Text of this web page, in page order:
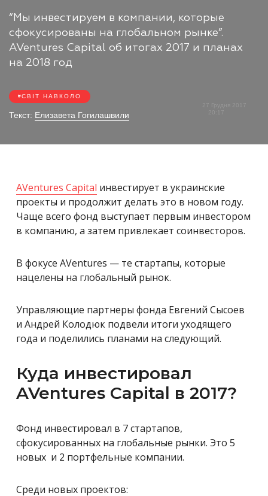
“Мы инвестируем в компании, которые
сфокусированы на глобальном рынке”.
AVentures Capital об итогах 2017 и планах
на 2018 год
СВІТ НАВКОЛО
Текст: Елизавета Гогилашвили
27 Грудня 2017
20:17
AVentures Capital инвестирует в украинские
проекты и продолжит делать это в новом году.
Чаще всего фонд выступает первым инвестором
в компанию, а затем привлекает соинвесторов.
В фокусе AVentures — те стартапы, которые
нацелены на глобальный рынок.
Управляющие партнеры фонда Евгений Сысоев
и Андрей Колодюк подвели итоги уходящего
года и поделились планами на следующий.
Куда инвестировал
AVentures Capital в 2017?
Фонд инвестировал в 7 стартапов,
сфокусированных на глобальные рынки. Это 5
новых и 2 портфельные компании.
Среди новых проектов: